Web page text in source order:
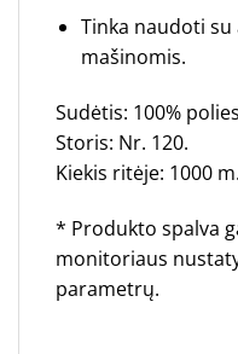
Tinka naudoti
mašinomis.
Sudėtis: 100%
Storis: Nr. 120.
Kiekis ritėje: 1000 m.
* Produkto spalva
monitoriaus
parametrų.